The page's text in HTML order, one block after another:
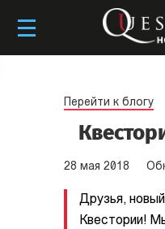
Перейти к блогу
28 мая 2018
Друзья,
Квестории!